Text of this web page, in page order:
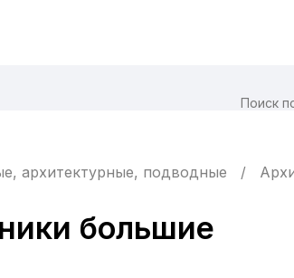
архитектурные, подводные
большие